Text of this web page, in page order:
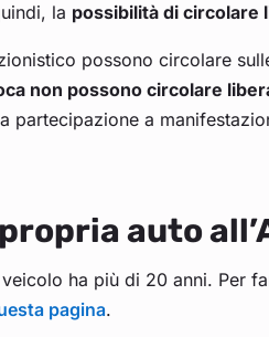
la possibilità di circolare
possono circolare
non possono circolare
partecipazione a
auto
ha più di 20 anni. Per
pagina.